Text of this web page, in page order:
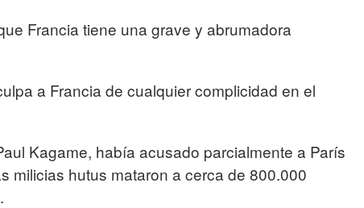
Francia tiene una grave y abrumadora
a Francia de cualquier complicidad en el
Kagame, había acusado parcialmente a París
milicias hutus mataron a cerca de 800.000